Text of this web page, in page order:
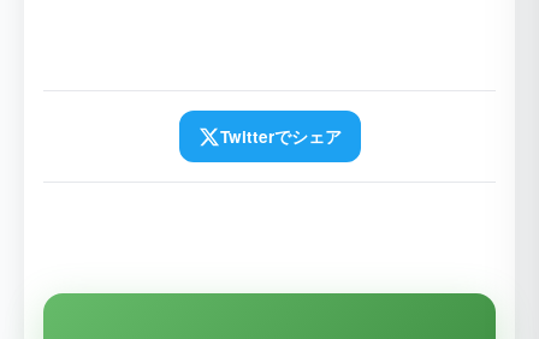
Twitterでシェア